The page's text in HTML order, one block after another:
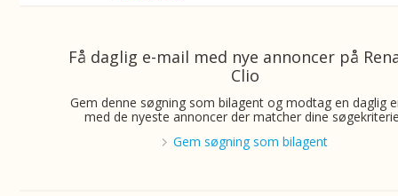
Få daglig e-mail med nye annoncer på
Clio
Gem denne søgning som bilagent og modtag en daglig
med de nyeste annoncer der matcher dine
Gem søgning som bilagent